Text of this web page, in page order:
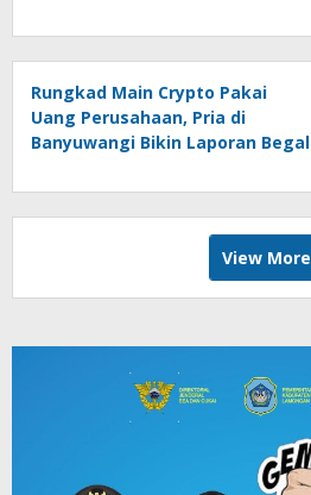
Islami
Rungkad Main Crypto Pakai
Uang Perusahaan, Pria di
Banyuwangi Bikin Laporan Begal
View More